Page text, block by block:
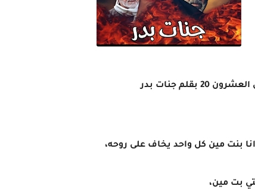
جنات بدر
بنت مين كل واحد يخاف على روحه،
بت مين،